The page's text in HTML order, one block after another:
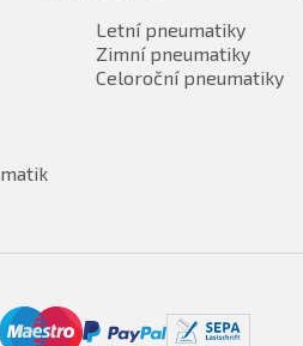
Letní pneumatiky
Zimní pneumatiky
Celoroční pneumatiky